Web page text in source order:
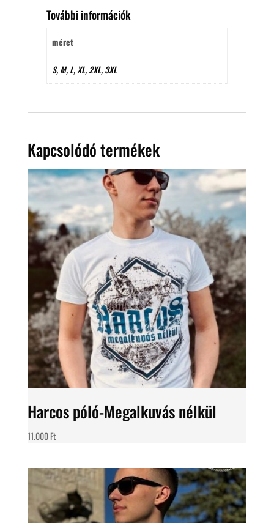
További információk
méret
S, M, L, XL, 2XL, 3XL
Kapcsolódó termékek
Harcos póló-Megalkuvás nélkül
11.000Ft